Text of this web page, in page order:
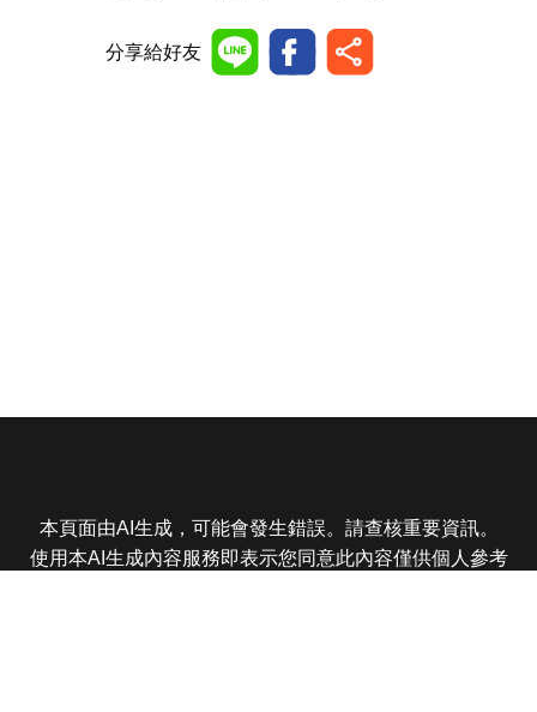
分享給好友
本頁面由AI生成，可能會發生錯誤。請查核重要資訊。
使用本AI生成內容服務即表示您同意此內容僅供個人參考